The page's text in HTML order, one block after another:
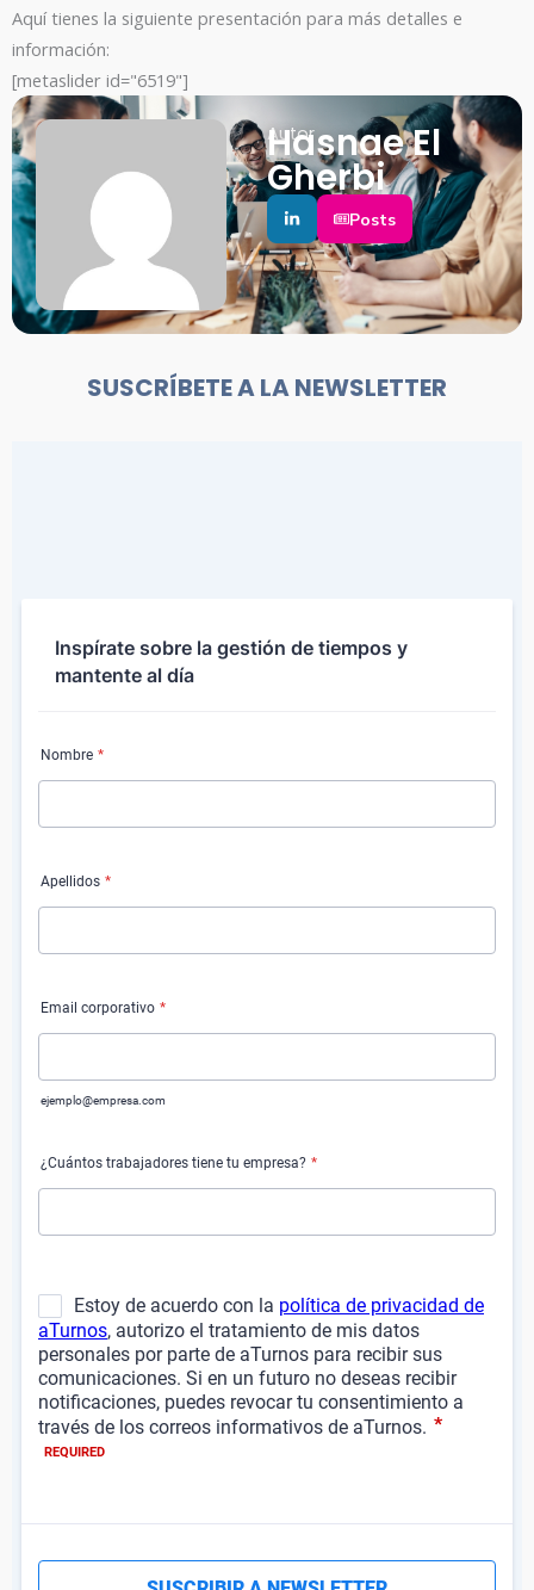
Aquí tienes la siguiente presentación para más detalles e
información:
[metaslider id="6519"]
Autor
Hasnae El
Gherbi
Posts
SUSCRÍBETE A LA NEWSLETTER